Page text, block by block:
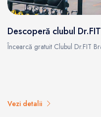
Descoperă clubul
Încearcă gratuit Clubul Dr.FIT
Vezi detalii